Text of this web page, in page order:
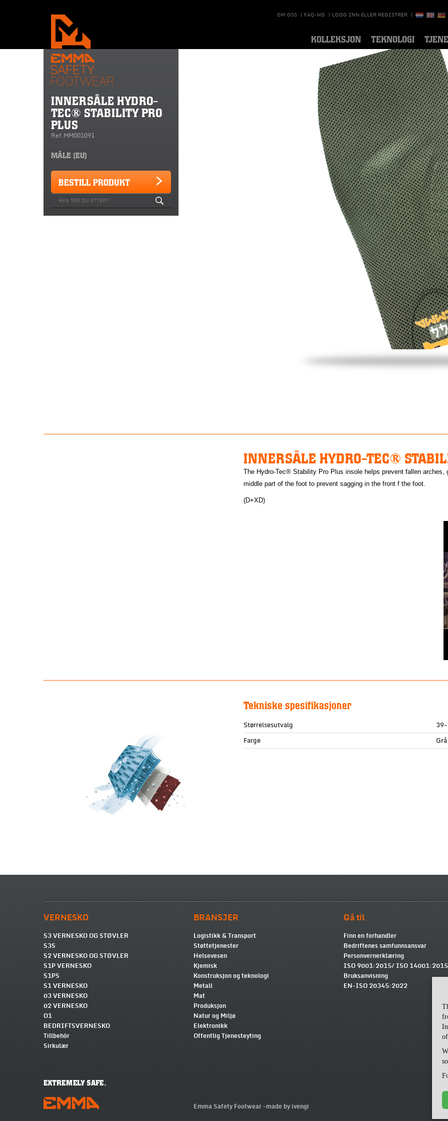
OM OSS | FAQ-NO | LOGG INN ELLER REGISTRER |
KOLLEKSJON TEKNOLOGI
INNERSÅLE HYDRO-
TEC® STABILITY PRO
PLUS
Ref.MM001091
MÅLE (EU)
BESTILL PRODUKT
INNERSÅLE HYDRO-TEC®
The Hydro-Tec® Stability Pro Plus insole helps prevent fallen
middle part of the foot to prevent sagging in the front f the foot.
(D+XD)
Tekniske spesifikasjoner
Størrelsesutvalg
Farge
Grå
VERNESKO
S3 VERNESKO OG STØVLER
S3S
S2 VERNESKO OG STØVLER
S1P VERNESKO
S1PS
S1 VERNESKO
03 VERNESKO
02 VERNESKO
O1
BEDRIFTSVERNESKO
Tillbehör
Sirkulær
BRANSJER
Logistikk & Transport
Støttetjenester
Helsevesen
Kjemisk
Konstruksjon og teknologi
Metall
Mat
Produksjon
Natur og Miljø
Elektronikk
Offentlig Tjenesteyting
Gå til
Finn en forhandler
Bedriftenes samfunnsansvar
Personvernerklæring
ISO 9001:2015/ ISO 14001:2015
Bruksanvisning
EN-ISO 20345:2022
Emma Safety Footwear -made by ivengi